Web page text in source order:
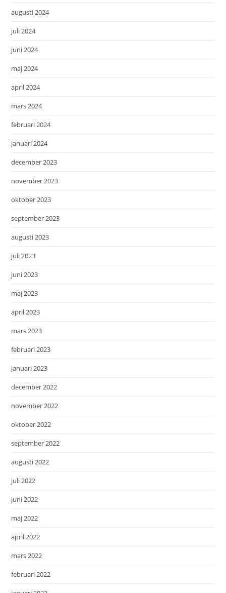
augusti 2024
juli 2024
juni 2024
maj 2024
april 2024
mars 2024
februari 2024
januari 2024
december 2023
november 2023
oktober 2023
september 2023
augusti 2023
juli 2023
juni 2023
maj 2023
april 2023
mars 2023
februari 2023
januari 2023
december 2022
november 2022
oktober 2022
september 2022
augusti 2022
juli 2022
juni 2022
maj 2022
april 2022
mars 2022
februari 2022